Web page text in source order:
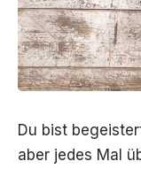
Du bist
aber jedes Mal